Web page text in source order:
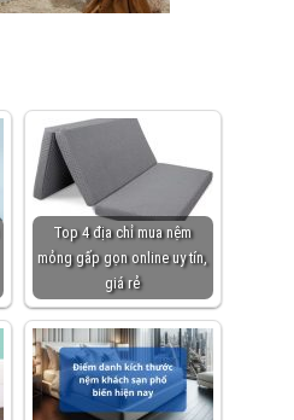
Top 4 địa chỉ mua nệm
mỏng gấp gọn online uy tín,
giá rẻ